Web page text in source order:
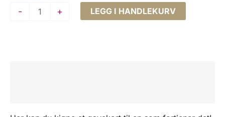
-
Gavekort
+ LEGG I HANDLEKURV